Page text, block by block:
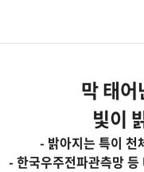
막 태
빛이
- 밝아지는 특이 천
- 한국우주전파관측망